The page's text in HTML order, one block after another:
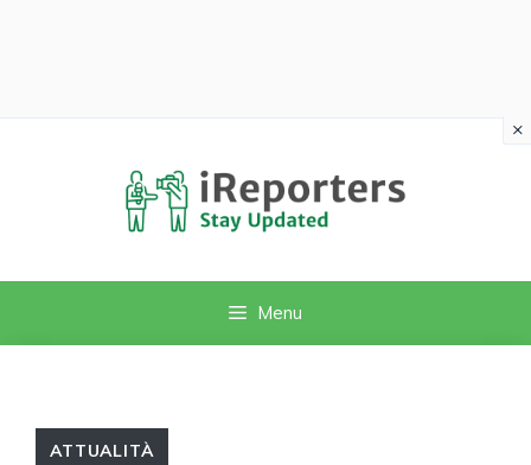
Menu
ATTUALITÀ
×